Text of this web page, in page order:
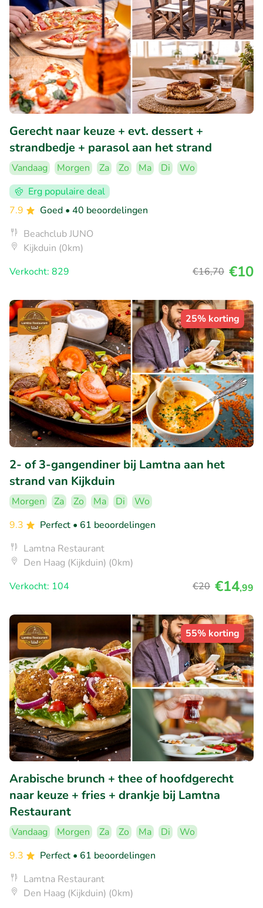
Gerecht naar keuze + evt. dessert +
strandbedje + parasol aan het strand
Vandaag Morgen Za Zo Ma Di
Wo
Erg populaire deal
7.9
Goed • 40 beoordelingen
Beachclub JUNO
Kijkduin (0km)
Verkocht: 829
€16,70 €10
25% korting
2- of 3-gangendiner bij Lamtna aan het
strand van Kijkduin
Morgen Za Zo Ma Di
Wo
9.3
Perfect • 61 beoordelingen
Lamtna Restaurant
Den Haag (Kijkduin) (0km)
Verkocht: 104
€20 €14,99
55% korting
Arabische brunch + thee of hoofdgerecht
naar keuze + fries + drankje bij Lamtna
Restaurant
Vandaag Morgen Za Zo Ma Di
Wo
9.3
Perfect • 61 beoordelingen
Lamtna Restaurant
Den Haag (Kijkduin) (0km)